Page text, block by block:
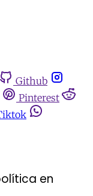
Github
Pinterest
en